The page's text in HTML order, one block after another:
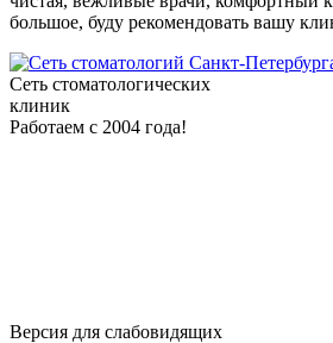
большое, буду рекомендовать вашу
Сеть стоматологических
клиник
Работаем с 2004 года!
Версия для слабовидящих